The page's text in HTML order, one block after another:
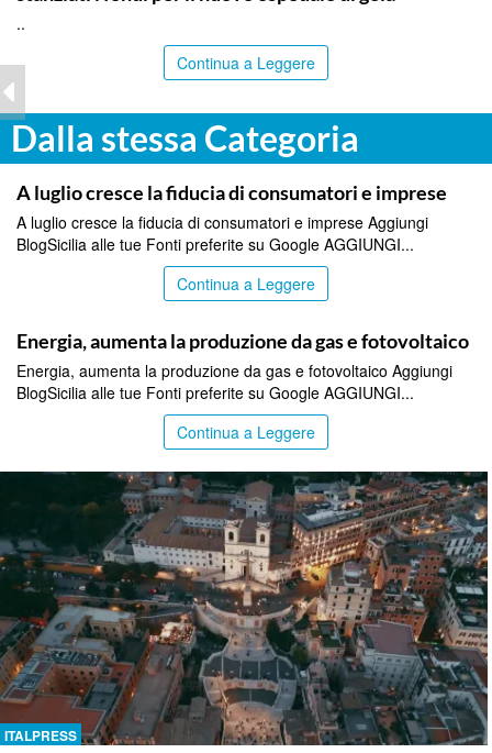
..
Continua a Leggere
Dalla stessa Categoria
ITALPRESS
A luglio cresce la fiducia di consumatori e imprese
A luglio cresce la fiducia di consumatori e imprese Aggiungi
BlogSicilia alle tue Fonti preferite su Google AGGIUNGI...
Continua a Leggere
Energia, aumenta la produzione da gas e fotovoltaico
Energia, aumenta la produzione da gas e fotovoltaico Aggiungi
BlogSicilia alle tue Fonti preferite su Google AGGIUNGI...
Continua a Leggere
ITALPRESS